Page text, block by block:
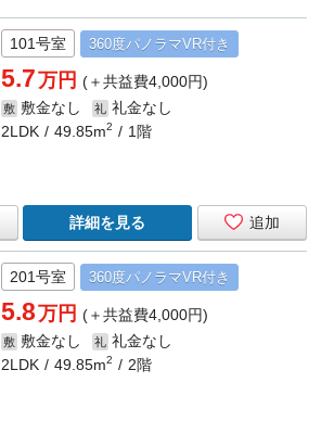
101号室 360度パノラマVR付き
5.7万円(＋共益費4,000円)
敷 敷金なし 礼 礼金なし
2LDK
49.85m2 1階
追加
詳細を見る
201号室 360度パノラマVR付き
5.8万円(＋共益費4,000円)
敷 敷金なし 礼 礼金なし
2LDK
49.85m2 2階